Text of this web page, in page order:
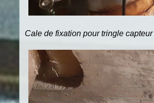
Cale de fixation pour tringle